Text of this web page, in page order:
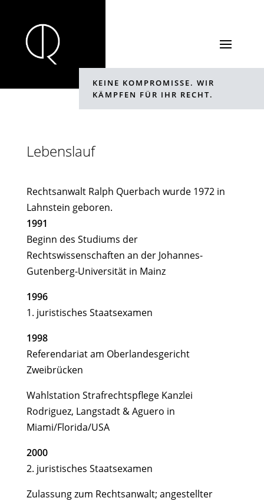
KEINE KOMPROMISSE. WIR
KÄMPFEN FÜR IHR RECHT.
Lebenslauf
Rechtsanwalt Ralph Querbach wurde 1972 in
Lahnstein geboren.
1991
Beginn des Studiums der
Rechtswissenschaften an der Johannes-
Gutenberg-Universität in Mainz
1996
1. juristisches Staatsexamen
1998
Referendariat am Oberlandesgericht
Zweibrücken
Wahlstation Strafrechtspflege Kanzlei
Rodriguez, Langstadt & Aguero in
Miami/Florida/USA
2000
2. juristisches Staatsexamen
Zulassung zum Rechtsanwalt; angestellter